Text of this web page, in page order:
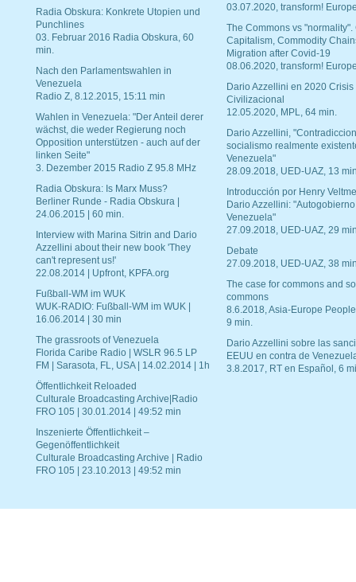
Radia Obskura: Konkrete Utopien und
Punchlines
03. Februar 2016 Radia Obskura, 60
min.
Nach den Parlamentswahlen in
Venezuela
Radio Z, 8.12.2015, 15:11 min
Wahlen in Venezuela: "Der Anteil derer
wächst, die weder Regierung noch
Opposition unterstützen - auch auf der
linken Seite"
3. Dezember 2015 Radio Z 95.8 MHz
Radia Obskura: Is Marx Muss?
Berliner Runde - Radia Obskura |
24.06.2015 | 60 min.
Interview with Marina Sitrin and Dario
Azzellini about their new book 'They
can't represent us!'
22.08.2014 | Upfront, KPFA.org
Fußball-WM im WUK
WUK-RADIO: Fußball-WM im WUK |
16.06.2014 | 30 min
The grassroots of Venezuela
Florida Caribe Radio | WSLR 96.5 LP
FM | Sarasota, FL, USA | 14.02.2014 | 1h
Öffentlichkeit Reloaded
Culturale Broadcasting Archive|Radio
FRO 105 | 30.01.2014 | 49:52 min
Inszenierte Öffentlichkeit –
Gegenöffentlichkeit
Culturale Broadcasting Archive | Radio
FRO 105 | 23.10.2013 | 49:52 min
03.07.2020, transform!
The Commons vs "normality".
Capitalism, Commodity
Migration after Covid-19
08.06.2020, transform!
Dario Azzellini en 2020 Crisis
Civilizacional
12.05.2020, MPL, 64 min.
Dario Azzellini,
socialismo realmente
Venezuela"
28.09.2018, UED-UAZ, 13
Introducción por Henry
Dario Azzellini:
Venezuela"
27.09.2018, UED-UAZ, 29
Debate
27.09.2018, UED-UAZ, 38
The case for commons and
commons
8.6.2018, Asia-Europe
9 min.
Dario Azzellini sobre las
EEUU en contra de
3.8.2017, RT en Español, 6